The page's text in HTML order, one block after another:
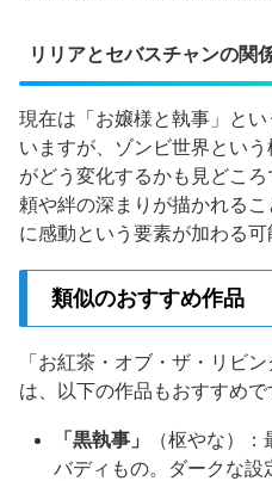
リリアとセバスチャンの関
現在は「お嬢様と執事」と
いますが、ゾンビ世界とい
がどう変化するかも見どこ
頼や絆の深まりが描かれる
に感動という要素が加わる可
類似のおすすめ作品
「お紅茶・オブ・ザ・リビ
は、以下の作品もおすすめで
「黒執事」
（枢やな）
バディもの。ダークな設